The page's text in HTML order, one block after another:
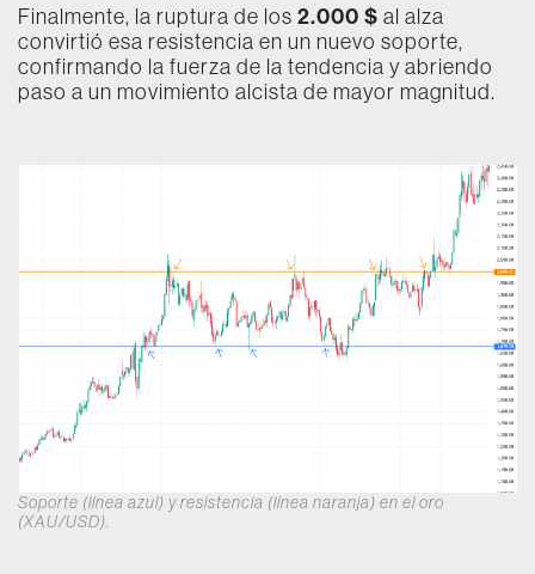
Finalmente, la ruptura de los 2.000 $ al alza
convirtió esa resistencia en un nuevo soporte,
confirmando la fuerza de la tendencia y abriendo
paso a un movimiento alcista de mayor magnitud.
Soporte (línea azul) y resistencia (línea naranja) en el oro
(XAU/USD).